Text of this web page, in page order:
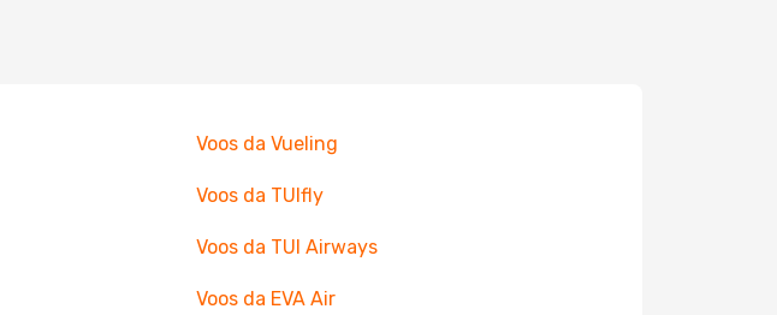
Voos da Vueling
Voos da TUIfly
Voos da TUI Airways
Voos da EVA Air